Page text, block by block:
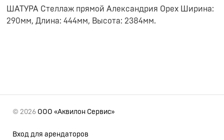
ШАТУРА Стеллаж прямой Александрия Орех Ширина:
290мм, Длина: 444мм, Высота: 2384мм.
© 2026 ООО «Аквилон Сервис»
Вход для арендаторов